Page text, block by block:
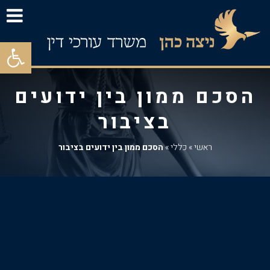
הסכם ממון בין ידועים
בציבור
ראשי» כללי»הסכם ממון בין ידועים בציבור
פתח